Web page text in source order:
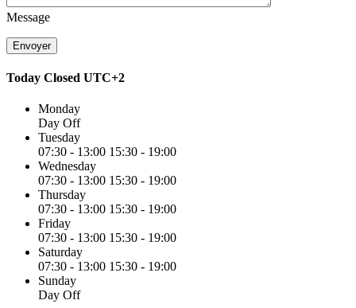
Message
Today Closed UTC+2
Monday
Day Off
Tuesday
07:30 - 13:00 15:30 - 19:00
Wednesday
07:30 - 13:00 15:30 - 19:00
Thursday
07:30 - 13:00 15:30 - 19:00
Friday
07:30 - 13:00 15:30 - 19:00
Saturday
07:30 - 13:00 15:30 - 19:00
Sunday
Day Off